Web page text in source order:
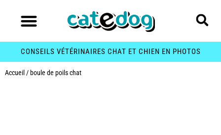
CONSEILS VÉTÉRINAIRES CHAT ET CHIEN EN PHOTOS
Accueil / boule de poils chat